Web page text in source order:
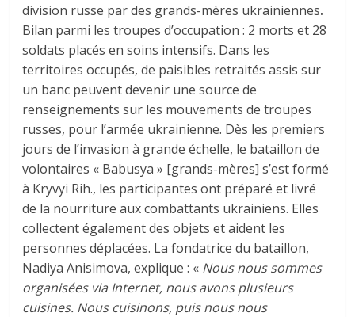
division russe par des grands-mères ukrainiennes.
Bilan parmi les troupes d’occupation : 2 morts et 28
soldats placés en soins intensifs. Dans les
territoires occupés, de paisibles retraités assis sur
un banc peuvent devenir une source de
renseignements sur les mouvements de troupes
russes, pour l’armée ukrainienne. Dès les premiers
jours de l’invasion à grande échelle, le bataillon de
volontaires « Babusya » [grands-mères] s’est formé
à Kryvyi Rih., les participantes ont préparé et livré
de la nourriture aux combattants ukrainiens. Elles
collectent également des objets et aident les
personnes déplacées. La fondatrice du bataillon,
Nadiya Anisimova, explique : « Nous nous sommes
organisées via Internet, nous avons plusieurs
cuisines. Nous cuisinons, puis nous nous